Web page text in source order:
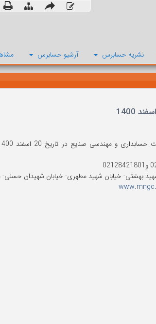
نشریه حسابرس آرشیو حسابرس
بهشتی- خیابان شهید مطهری- خیابان شهیدان